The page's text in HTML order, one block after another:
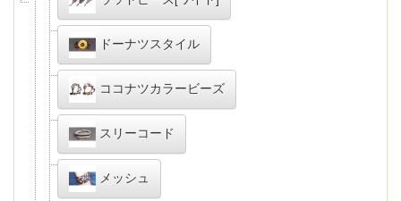
ドーナツスタイル
ココナツカラービーズ
スリーコード
メッシュ